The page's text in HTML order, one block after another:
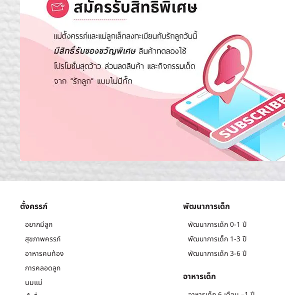
ตั้งครรภ์
อยากมีลูก
สุขภาพครรภ์
อาหารคนท้อง
การคลอดลูก
นมแม่
พัฒนาการเด็ก
พัฒนาการเด็ก 0-1 ปี
พัฒนาการเด็ก 1-3 ปี
พัฒนาการเด็ก 3-6 ปี
อาหารเด็ก